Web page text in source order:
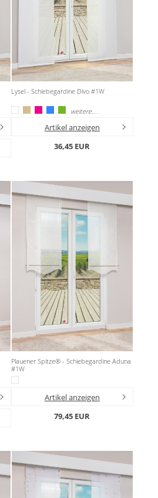
Lysel - Schiebegardine Divo #1W
weitere...
Artikel anzeigen
36,45 EUR
Plauener Spitze® - Schiebegardine Aduna
#1W
Artikel anzeigen
79,45 EUR